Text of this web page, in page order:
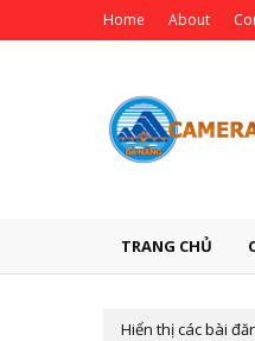
Home About
TRANG CHỦ
Hiển thị các bài